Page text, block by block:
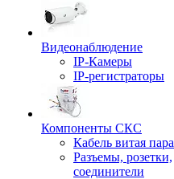
Видеонаблюдение
IP-Камеры
IP-регистраторы
Компоненты СКС
Кабель витая пара
Разъемы, розетки,
соединители